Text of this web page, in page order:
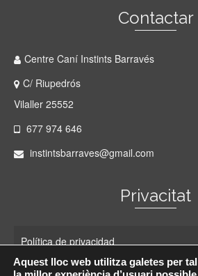
Contactar
Centre Caní Instints Barravés
C/ Riupedrós
Vilaller 25552
677 974 646
instintsbarraves@gmail.com
Privacitat
Política de privacidad
Aquest lloc web utilitza galetes per